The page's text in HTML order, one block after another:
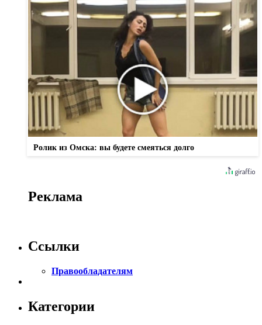
Ролик из Омска: вы будете смеяться долго
Реклама
Ссылки
Правообладателям
Категории